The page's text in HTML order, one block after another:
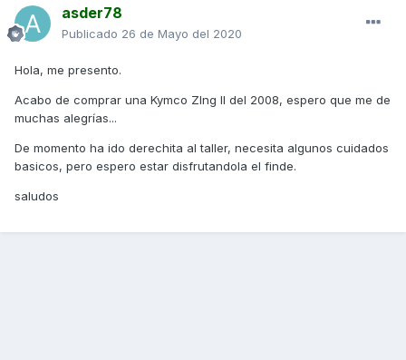
asder78
Publicado 26 de Mayo del 2020
Hola, me presento.
Acabo de comprar una Kymco ZIng II del 2008, espero que me de
muchas alegrías...
De momento ha ido derechita al taller, necesita algunos cuidados
basicos, pero espero estar disfrutandola el finde.
saludos